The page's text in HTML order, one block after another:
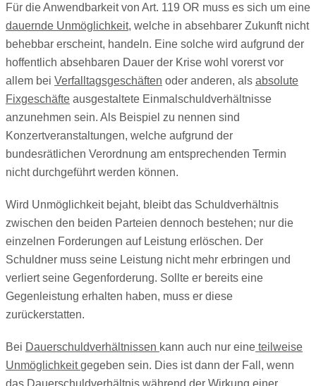
Für die Anwendbarkeit von Art. 119 OR muss es sich um eine
dauernde Unmöglichkeit, welche in absehbarer Zukunft nicht
behebbar erscheint, handeln. Eine solche wird aufgrund der
hoffentlich absehbaren Dauer der Krise wohl vorerst vor
allem bei Verfalltagsgeschäften oder anderen, als absolute
Fixgeschäfte ausgestaltete Einmalschuldverhältnisse
anzunehmen sein. Als Beispiel zu nennen sind
Konzertveranstaltungen, welche aufgrund der
bundesrätlichen Verordnung am entsprechenden Termin
nicht durchgeführt werden können.
Wird Unmöglichkeit bejaht, bleibt das Schuldverhältnis
zwischen den beiden Parteien dennoch bestehen; nur die
einzelnen Forderungen auf Leistung erlöschen. Der
Schuldner muss seine Leistung nicht mehr erbringen und
verliert seine Gegenforderung. Sollte er bereits eine
Gegenleistung erhalten haben, muss er diese
zurückerstatten.
Bei Dauerschuldverhältnissen kann auch nur eine teilweise
Unmöglichkeitgegeben sein. Dies ist dann der Fall, wenn
das Dauerschuldverhältnis während der Wirkung einer